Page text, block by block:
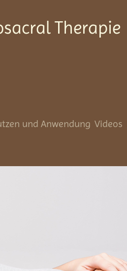
Therapie
und Anwendung Videos